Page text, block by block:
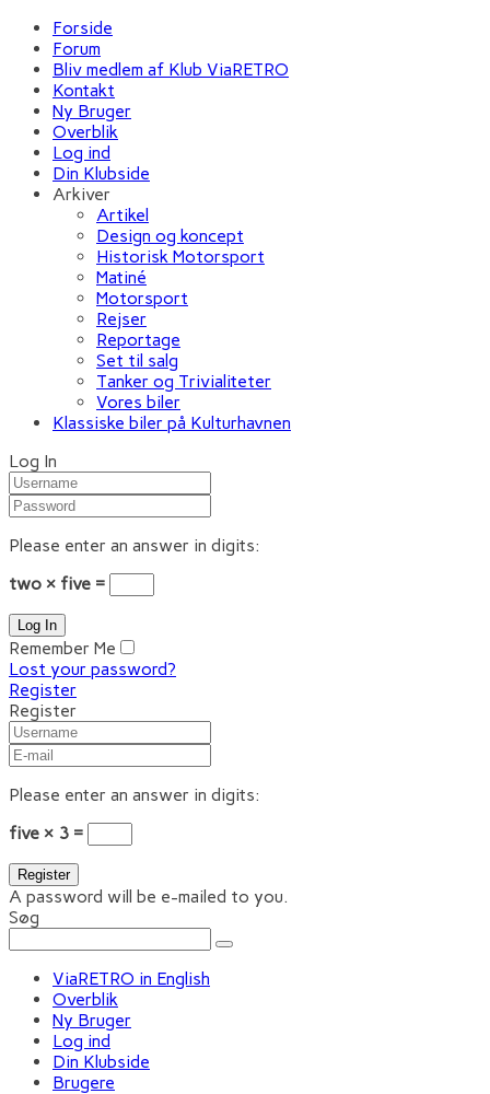
Forside
Forum
Bliv medlem af Klub ViaRETRO
Kontakt
Ny Bruger
Overblik
Log ind
Din Klubside
Arkiver
Artikel
Design og koncept
Historisk Motorsport
Matiné
Motorsport
Rejser
Reportage
Set til salg
Tanker og Trivialiteter
Vores biler
Klassiske biler på Kulturhavnen
Log In
Please enter an answer in digits:
two × five =
Remember Me
Lost your password?
Register
Register
Please enter an answer in digits:
five × 3 =
A password will be e-mailed to you.
Søg
ViaRETRO in English
Overblik
Ny Bruger
Log ind
Din Klubside
Brugere